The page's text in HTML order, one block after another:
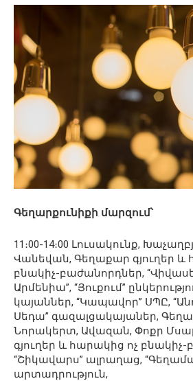
Գեղարքունիքի մարզում՝
11։00-14։00 Լուսակունք,
Վանեվան, Գեղաքար գյուղեր և
բնակիչ-բաժանորդներ,
Արմենիա”, “Յուքում”
կայաններ, “Կապավոր” ՍՊԸ,
Սեդա” գազալցակայաներ,
Նորակերտ, Ավազան, Փոքր
գյուղեր և հարակից ոչ
“Շիկավարս” ալրաղաց,
արտադրություն,